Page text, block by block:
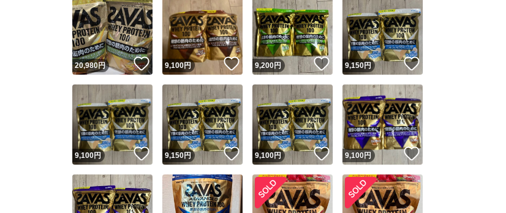
20,980円 いいね！
9,100円 いいね！
9,200円 いいね！
9,150円
9,100円 いいね！
9,150円 いいね！
9,100円 いいね！
9,100円